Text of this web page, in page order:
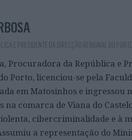
E PRESIDENTE DA DIRECÇÃO REGIONAL DO
Procuradora da República e
Porto, licenciou-se pela
em Matosinhos e
na comarca de Viana do
cibercriminalidade e à
a representação do